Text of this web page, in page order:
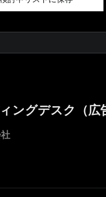
ィングデスク（